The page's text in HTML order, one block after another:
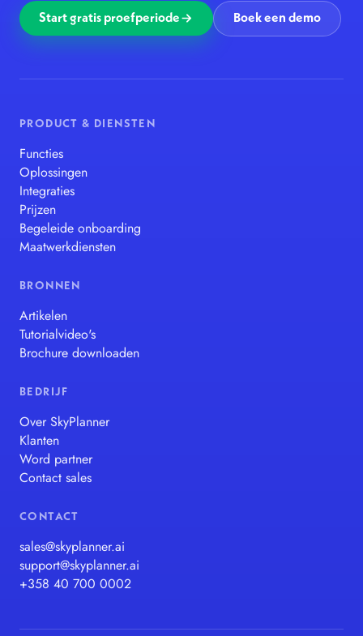
Start gratis proefperiode Boek een demo
PRODUCT & DIENSTEN
Functies
Oplossingen
Integraties
Prijzen
Begeleide onboarding
Maatwerkdiensten
BRONNEN
Artikelen
Tutorialvideo's
Brochure downloaden
BEDRIJF
Over SkyPlanner
Klanten
Word partner
Contact sales
CONTACT
sales@skyplanner.ai
support@skyplanner.ai
+358 40 700 0002